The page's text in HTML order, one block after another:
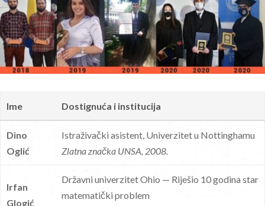
Ime Dostignuća i institucija
Dino
Oglić
Istraživački asistent, Univerzitet u Nottinghamu
Zlatna značka UNSA, 2008.
Irfan
Glogić
Državni univerzitet Ohio — Riješio 10 godina star
matematički problem